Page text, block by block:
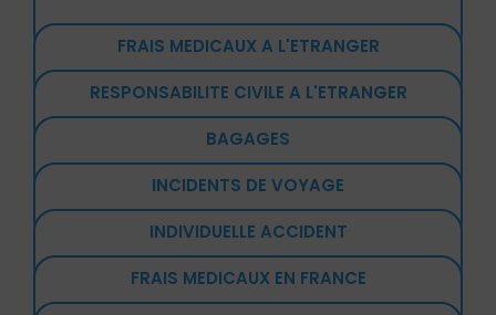
FRAIS MEDICAUX A L'ETRANGER
RESPONSABILITE CIVILE A L'ETRANGER
BAGAGES
INCIDENTS DE VOYAGE
INDIVIDUELLE ACCIDENT
FRAIS MEDICAUX EN FRANCE